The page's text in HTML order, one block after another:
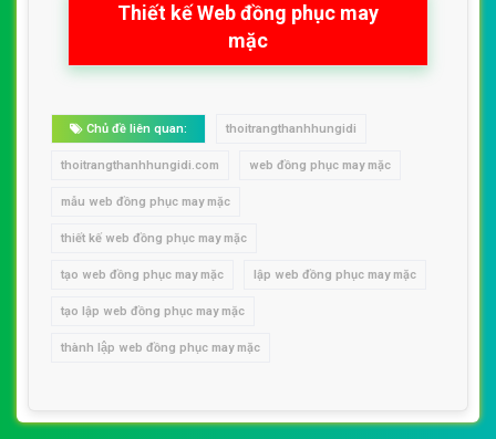
Thiết kế Web đồng phục may
mặc
Chủ đề liên quan: thoitrangthanhhungidi
thoitrangthanhhungidi.com web đồng phục may mặc
mẫu web đồng phục may mặc
thiết kế web đồng phục may mặc
tạo web đồng phục may mặc lập web đồng phục may mặc
tạo lập web đồng phục may mặc
thành lập web đồng phục may mặc